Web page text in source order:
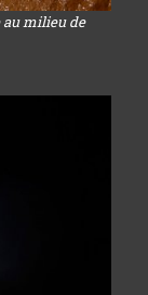
au milieu de